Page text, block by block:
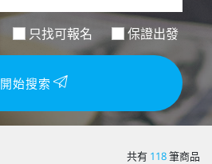
只找可報名 保證出發
開始搜索
共有 118筆商品